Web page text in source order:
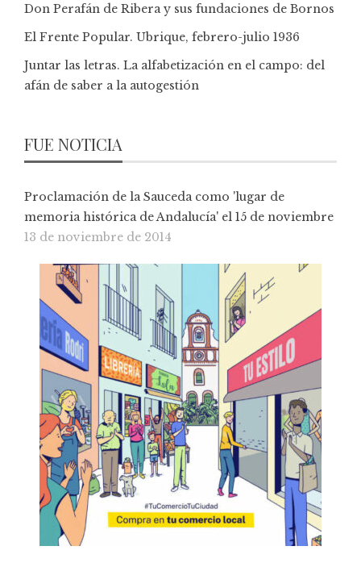
Don Perafán de Ribera y sus fundaciones de Bornos
El Frente Popular. Ubrique, febrero-julio 1936
Juntar las letras. La alfabetización en el campo: del
afán de saber a la autogestión
FUE NOTICIA
Proclamación de la Sauceda como 'lugar de
memoria histórica de Andalucía' el 15 de noviembre
13 de noviembre de 2014